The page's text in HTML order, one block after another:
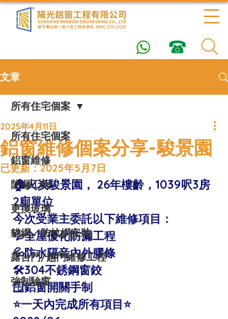
文章
所有住宅個案
鋁窗維修
防漏工程
更換玻璃
貓網／防蚊網安裝
露台門/趟門維修工程
強制驗窗
所有住宅個案
鋁窗維修個案分享-駿景園
2025年4月11日
已更新：2025年5月7日
🏠火炭駿景園， 26年樓齡，1039呎3房
2廁單位
今次受業主委託以下維修項目：
💦全屋優化防漏工程
💦防水隔音內外膠條
🛠304不銹鋼窗鉸
🪟鋁窗開關手制
⭐️一天內完成所有項目⭐️